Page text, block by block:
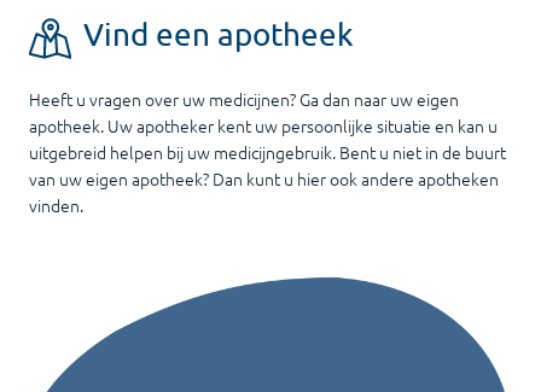
Vind een apotheek
Heeft u vragen over uw medicijnen? Ga dan naar uw eigen
apotheek. Uw apotheker kent uw persoonlijke situatie en kan u
uitgebreid helpen bij uw medicijngebruik. Bent u niet in de buurt
van uw eigen apotheek? Dan kunt u hier ook andere apotheken
vinden.